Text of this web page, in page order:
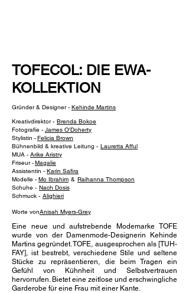
TOFECOL: DIE EWA-
KOLLEKTION
Gründer & Designer - Kehinde Martins
Kreativdirektor - Brenda Bokoe
Fotografie - James O'Doherty
Stylistin -Felicia Brown
Bühnenbild & kreative Leitung - Lauretta Afful
MUA - Arike Aristry
Friseur -Magalie
Assistentin - Karin Safira
Modelle - Mo Ibrahim & Raihanna Thompson
Schuhe - Nach Dosis
Schmuck - Alighieri
Worte vonAnisah Myers-Grey
Eine neue und aufstrebende Modemarke TOFE
wurde von der Damenmode-Designerin Kehinde
Martins gegründet. TOFE, ausgesprochen als [TUH-
FAY], ist bestrebt, verschiedene Stile und seltene
Stücke zu repräsentieren, die beim Tragen ein
Gefühl von Kühnheit und Selbstvertrauen
hervorrufen. Bietet eine zeitlose und erschwingliche
Garderobe für eine Frau mit einer Kante.